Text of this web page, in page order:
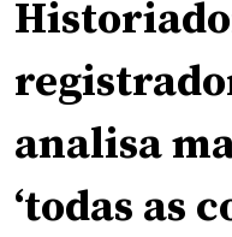
analisa
‘todas as